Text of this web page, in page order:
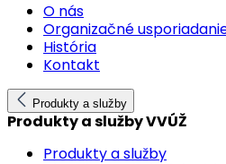
O nás
Organizačné
História
Kontakt
Produkty a služby
Produkty a služby VVÚŽ
Produkty a služby